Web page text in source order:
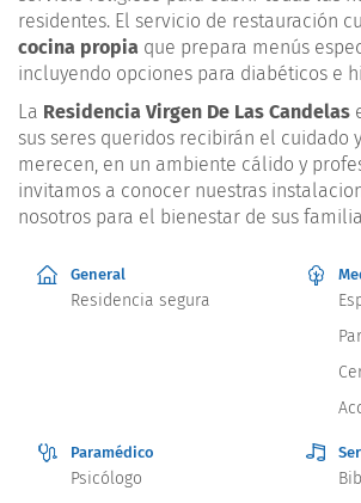
residentes. El servicio de restauración
cocina propia que prepara menús
incluyendo opciones para diabéticos e
La Residencia Virgen De Las Candelas
sus seres queridos recibirán el cuidado
merecen, en un ambiente cálido y
invitamos a conocer nuestras
nosotros para el bienestar de sus
General
Residencia segura
Paramédico
Psicólogo